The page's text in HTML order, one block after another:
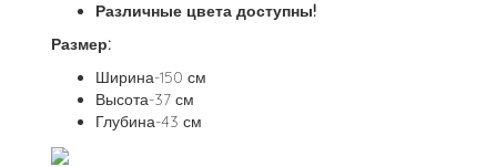
Различные цвета доступны!
Размер:
Ширина-150 см
Высота-37 см
Глубина-43 см